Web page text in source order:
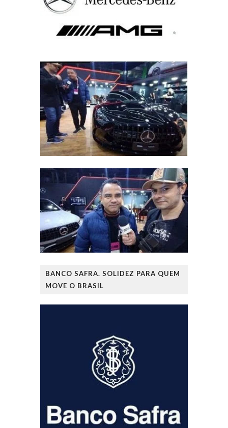
BANCO SAFRA. SOLIDEZ PARA QUEM
MOVE O BRASIL